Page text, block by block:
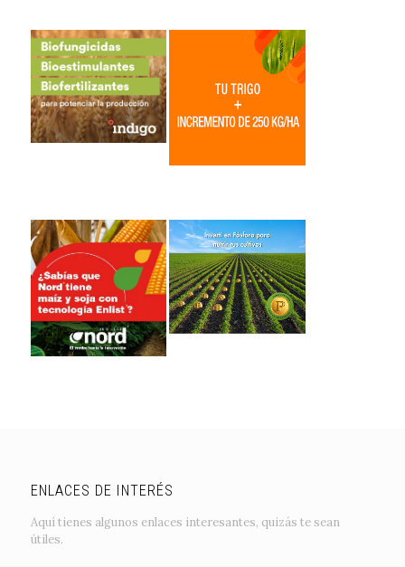
ENLACES DE INTERÉS
Aquí tienes algunos enlaces interesantes, quizás te sean
útiles.